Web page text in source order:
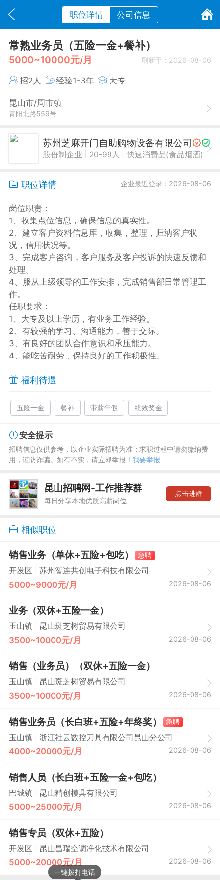
职位详情 公司信息
常熟业务员（五险一金+餐补）
5000~10000元/月 刷新于：2026-08-06
招2人 经验1-3年 大专
昆山市/周市镇
青阳北路559号
苏州芝麻开门自助购物设备有限公司
股份制企业 20-99人 快速消费品(食品烟酒)
职位详情 企业最近登录：2026-08-06
岗位职责：
1、收集点位信息，确保信息的真实性。
2、建立客户资料信息库，收集，整理，归纳客户状
况，信用状况等。
3、完成客户咨询，客户服务及客户投诉的快速反馈和
处理。
4、服从上级领导的工作安排，完成销售部日常管理工
作。
任职要求：
1、大专及以上学历，有业务工作经验。
2、有较强的学习、沟通能力，善于交际。
3、有良好的团队合作意识和承压能力。
4、能吃苦耐劳，保持良好的工作积极性。
福利待遇
五险一金 餐补 带薪年假 绩效奖金
安全提示
招聘信息仅供参考，以企业实际招聘为准；求职过程中请勿缴纳费
用，谨防诈骗。如有不实，请立即举报！ 我要举报
昆山招聘网-工作推荐群
每日分享本地优质高薪岗位
点击进群
相似职位
销售业务（单休+五险+包吃）
急聘
开发区
苏州智连共创电子科技有限公司
5000~9000元/月 2026-08-06
业务（双休+五险一金）
玉山镇 昆山斑芝树贸易有限公司
3500~10000元/月 2026-08-06
销售（业务员）（双休+五险一金）
玉山镇 昆山斑芝树贸易有限公司
3500~10000元/月 2026-08-06
销售业务员（长白班+五险+年终奖）
急聘
玉山镇
浙江社云数控刀具有限公司昆山分公司
4000~20000元/月 2026-08-06
销售人员（长白班+五险一金+包吃）
巴城镇 昆山精创模具有限公司
5000~25000元/月 2026-08-06
销售专员（双休+五险）
开发区 昆山昌瑞空调净化技术有限公司
5000~20000元/月
2026-08-06
一键拨打电话